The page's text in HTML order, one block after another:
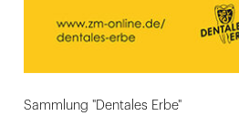
Sammlung "Dentales Erbe"